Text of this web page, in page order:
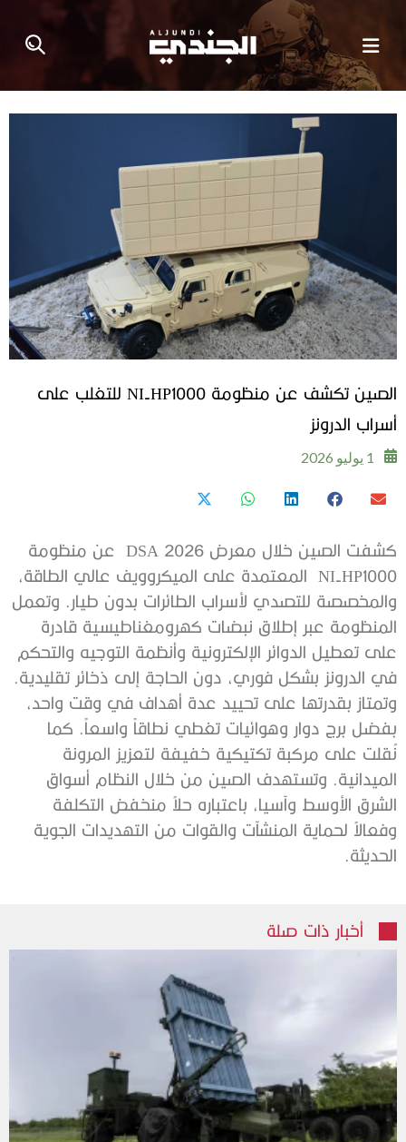
الصين تكشف عن منظومة NI-HP1000 للتغلب على
أسراب الدرونز
1 يوليو 2026
كشفت الصين خلال معرض DSA 2026 عن منظومة
NI-HP1000 المعتمدة على الميكروويف عالي الطاقة،
والمخصصة للتصدي لأسراب الطائرات بدون طيار. وتعمل
المنظومة عبر إطلاق نبضات كهرومغناطيسية قادرة
على تعطيل الدوائر الإلكترونية وأنظمة التوجيه والتحكم
في الدرونز بشكل فوري، دون الحاجة إلى ذخائر تقليدية.
وتمتاز بقدرتها على تحييد عدة أهداف في وقت واحد،
بفضل برج دوار وهوائيات تغطي نطاقاً واسعاً. كما
نُقلت على مركبة تكتيكية خفيفة لتعزيز المرونة
الميدانية. وتستهدف الصين من خلال النظام أسواق
الشرق الأوسط وآسيا، باعتباره حلاً منخفض التكلفة
وفعالاً لحماية المنشآت والقوات من التهديدات الجوية
الحديثة.
أخبار ذات صلة